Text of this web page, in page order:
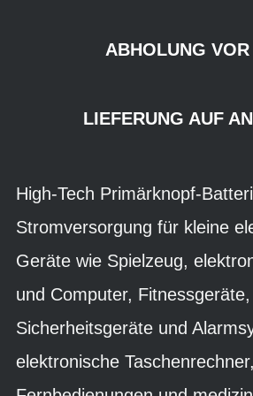
ABHOLUNG
LIEFERUNG AUF
High-Tech Primärknopf-
Stromversorgung für kleine
Geräte wie Spielzeug,
und Computer, Fitnessgeräte,
Sicherheitsgeräte und
elektronische